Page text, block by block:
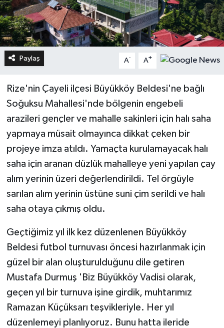
Paylaş A- A+
Rize'nin Çayeli ilçesi Büyükköy Beldesi'ne bağlı
Soğuksu Mahallesi'nde bölgenin engebeli
arazileri gençler ve mahalle sakinleri için halı saha
yapmaya müsait olmayınca dikkat çeken bir
projeye imza atıldı. Yamaçta kurulamayacak halı
saha için aranan düzlük mahalleye yeni yapılan çay
alım yerinin üzeri değerlendirildi. Tel örgüyle
sarılan alım yerinin üstüne suni çim serildi ve halı
saha otaya çıkmış oldu.
Geçtiğimiz yıl ilk kez düzenlenen Büyükköy
Beldesi futbol turnuvası öncesi hazırlanmak için
güzel bir alan oluşturulduğunu dile getiren
Mustafa Durmuş 'Biz Büyükköy Vadisi olarak,
geçen yıl bir turnuva işine girdik, muhtarımız
Ramazan Küçüksarı teşvikleriyle. Her yıl
düzenlemeyi planlıyoruz. Bunu hatta ileride